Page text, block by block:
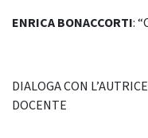
ENRICA BONACCORTI:
DIALOGA CON
DOCENTE